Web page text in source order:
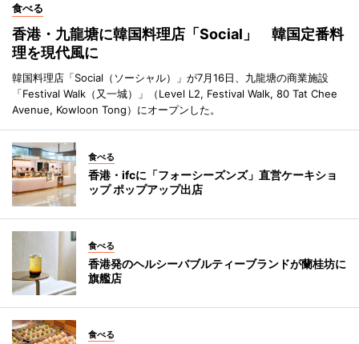
食べる
香港・九龍塘に韓国料理店「Social」 韓国定番料
理を現代風に
韓国料理店「Social（ソーシャル）」が7月16日、九龍塘の商業施設
「Festival Walk（又一城）」（Level L2, Festival Walk, 80 Tat Chee
Avenue, Kowloon Tong）にオープンした。
食べる
香港・ifcに「フォーシーズンズ」直営ケーキショ
ップ ポップアップ出店
食べる
香港発のヘルシーバブルティーブランドが蘭桂坊に
旗艦店
食べる